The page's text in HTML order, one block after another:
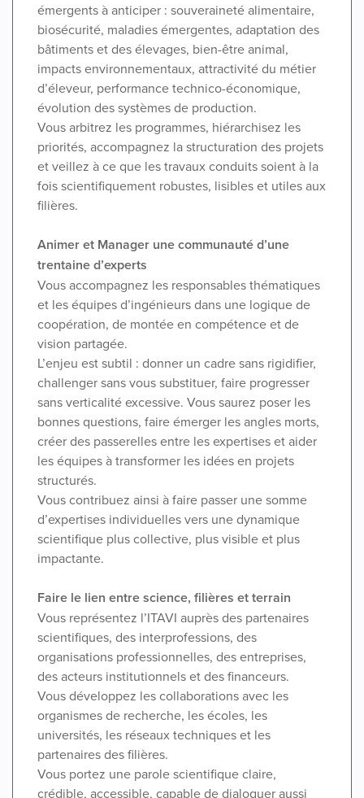
émergents à anticiper : souveraineté alimentaire,
biosécurité, maladies émergentes, adaptation des
bâtiments et des élevages, bien-être animal,
impacts environnementaux, attractivité du métier
d’éleveur, performance technico-économique,
évolution des systèmes de production.
Vous arbitrez les programmes, hiérarchisez les
priorités, accompagnez la structuration des projets
et veillez à ce que les travaux conduits soient à la
fois scientifiquement robustes, lisibles et utiles aux
filières.
Animer et Manager une communauté d’une
trentaine d’experts
Vous accompagnez les responsables thématiques
et les équipes d’ingénieurs dans une logique de
coopération, de montée en compétence et de
vision partagée.
L’enjeu est subtil : donner un cadre sans rigidifier,
challenger sans vous substituer, faire progresser
sans verticalité excessive. Vous saurez poser les
bonnes questions, faire émerger les angles morts,
créer des passerelles entre les expertises et aider
les équipes à transformer les idées en projets
structurés.
Vous contribuez ainsi à faire passer une somme
d’expertises individuelles vers une dynamique
scientifique plus collective, plus visible et plus
impactante.
Faire le lien entre science, filières et terrain
Vous représentez l’ITAVI auprès des partenaires
scientifiques, des interprofessions, des
organisations professionnelles, des entreprises,
des acteurs institutionnels et des financeurs.
Vous développez les collaborations avec les
organismes de recherche, les écoles, les
universités, les réseaux techniques et les
partenaires des filières.
Vous portez une parole scientifique claire,
crédible, accessible, capable de dialoguer aussi